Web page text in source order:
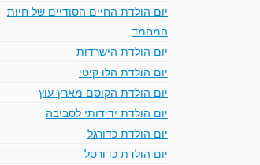
יום הולדת החיים הסודיים של חיות
המחמד
יום הולדת הישרדות
יום הולדת הלו קיטי
יום הולדת הקוסם מארץ עוץ
יום הולדת ידידותי לסביבה
יום הולדת כדורגל
יום הולדת כדורסל